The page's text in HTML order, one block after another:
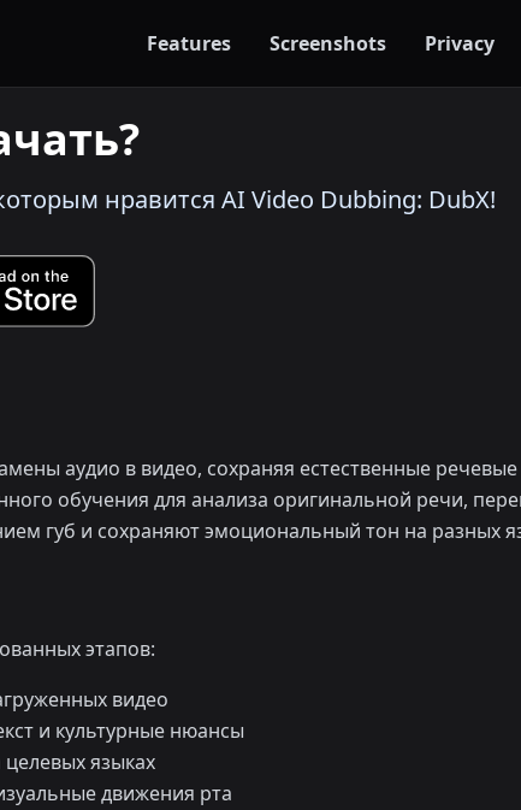
Features Screenshots Privacy
нравится AI Video Dubbing: DubX!
аудио в видео, сохраняя естественные речевые
обучения для анализа оригинальной речи,
губ и сохраняют эмоциональный тон на разных
этапов:
видео
и культурные нюансы
целевых языках
движения рта